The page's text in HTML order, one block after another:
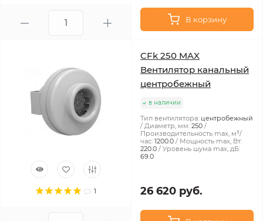
В корзину
1
CFk 250 MAX
Вентилятор канальный
центробежный
в наличии
Тип вентилятора: центробежный
Диаметр, мм: 250
Производительность max, м³/
час: 1200.0
Мощность max, Вт:
220.0
Уровень шума max, дБ:
69.0
26 620 руб.